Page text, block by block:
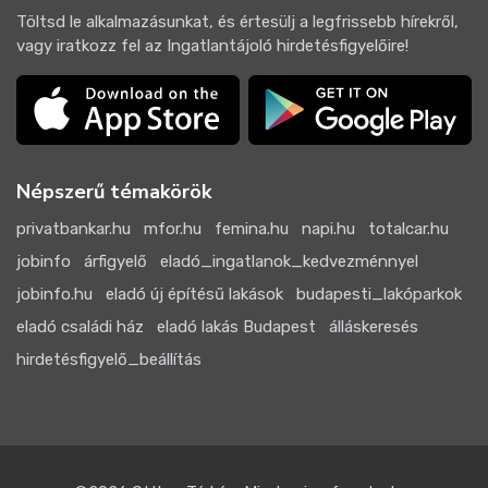
Töltsd le alkalmazásunkat, és értesülj a legfrissebb hírekről,
vagy iratkozz fel az Ingatlantájoló hirdetésfigyelőire!
Népszerű témakörök
privatbankar.hu mfor.hu femina.hu napi.hu
totalcar.hu
jobinfo
árfigyelő
eladó_ingatlanok_kedvezménnyel
jobinfo.hu
eladó új építésű lakások
budapesti_lakóparkok
eladó családi ház
eladó lakás Budapest
álláskeresés
hirdetésfigyelő_beállítás